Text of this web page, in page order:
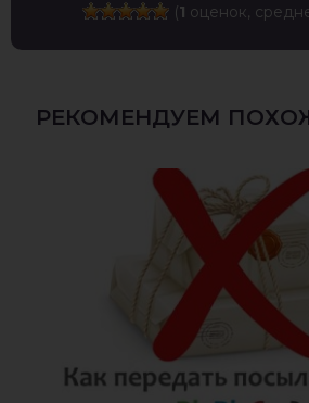
(1 оценок,
РЕКОМЕНДУЕМ